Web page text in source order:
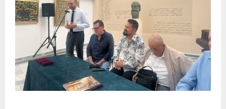
Y
E